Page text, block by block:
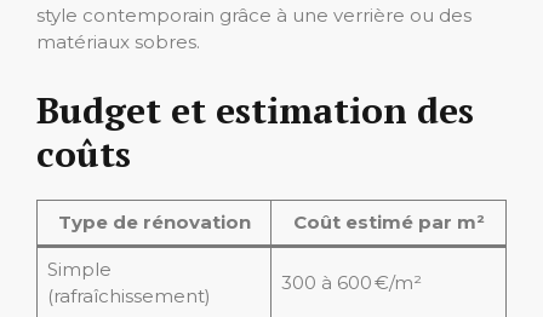
style contemporain grâce à une verrière ou des
matériaux sobres.
Budget et estimation des
coûts
Type de rénovation Coût estimé par m²
Simple
(rafraîchissement)
300 à 600 €/m²